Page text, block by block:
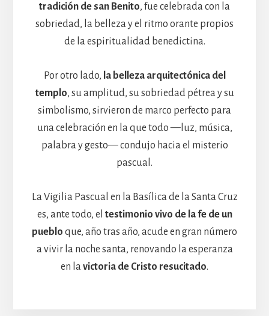
tradición de san Benito, fue celebrada con la
sobriedad, la belleza y el ritmo orante propios
de la espiritualidad benedictina.
Por otro lado, la belleza arquitectónica del
templo, su amplitud, su sobriedad pétrea y su
simbolismo, sirvieron de marco perfecto para
una celebración en la que todo —luz, música,
palabra y gesto— condujo hacia el misterio
pascual.
La Vigilia Pascual en la Basílica de la Santa Cruz
es, ante todo, el testimonio vivo de la fe de un
pueblo que, año tras año, acude en gran número
a vivir la noche santa, renovando la esperanza
en lavictoria de Cristo resucitado.